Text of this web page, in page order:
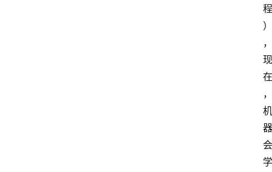
程
）
，
现
在
，
机
器
会
学